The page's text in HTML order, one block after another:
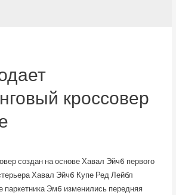
кроссовер
создан на основе Хавал Эйч6 первого
Хавал Эйч6 Купе Ред Лейбл
паркетника Эм6 изменились передняя